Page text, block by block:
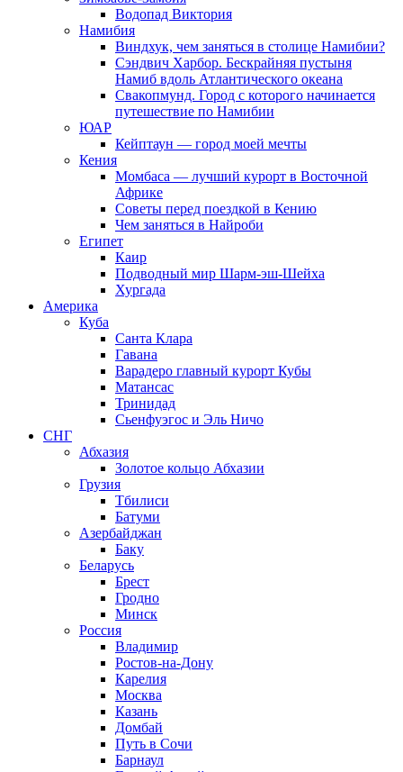
Водопад Виктория
Намибия
Виндхук, чем заняться в столице Намибии?
Сэндвич Харбор. Бескрайняя пустыня
Намиб вдоль Атлантического океана
Свакопмунд. Город с которого начинается
путешествие по Намибии
ЮАР
Кейптаун — город моей мечты
Кения
Момбаса — лучший курорт в Восточной
Африке
Советы перед поездкой в Кению
Чем заняться в Найроби
Египет
Каир
Подводный мир Шарм-эш-Шейха
Хургада
Америка
Куба
Санта Клара
Гавана
Варадеро главный курорт Кубы
Матансас
Тринидад
Сьенфуэгос и Эль Ничо
СНГ
Абхазия
Золотое кольцо Абхазии
Грузия
Тбилиси
Батуми
Азербайджан
Баку
Беларусь
Брест
Гродно
Минск
Россия
Владимир
Ростов-на-Дону
Карелия
Москва
Казань
Домбай
Путь в Сочи
Барнаул